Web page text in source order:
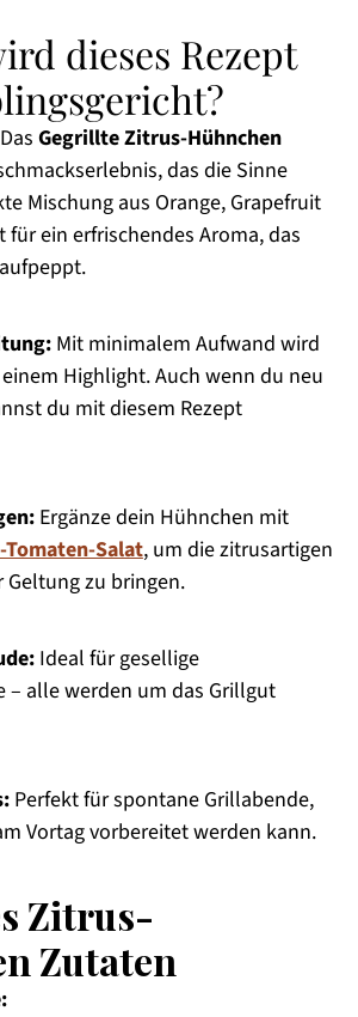
dieses Rezept
Gegrillte Zitrus-Hühnchen
das die Sinne
Mischung aus Orange, Grapefruit
ein erfrischendes Aroma, das
Mit minimalem Aufwand wird
Highlight. Auch wenn du neu
du mit diesem Rezept
Ergänze dein Hühnchen mit
Tomaten-Salat, um die zitrusartigen
zu bringen.
Ideal für gesellige
– alle werden um das Grillgut
Perfekt für spontane Grillabende,
Vortag vorbereitet werden kann.
Zitrus-
Zutaten